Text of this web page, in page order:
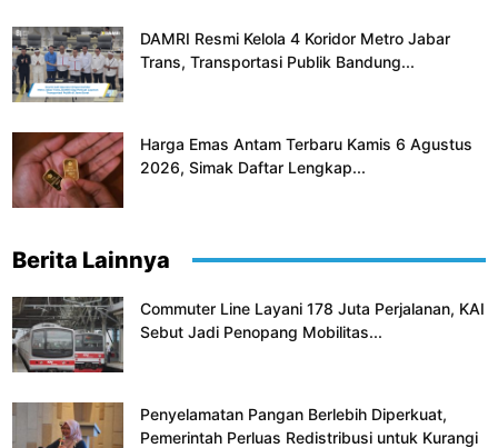
DAMRI Resmi Kelola 4 Koridor Metro Jabar
Trans, Transportasi Publik Bandung...
Harga Emas Antam Terbaru Kamis 6 Agustus
2026, Simak Daftar Lengkap...
Berita Lainnya
Commuter Line Layani 178 Juta Perjalanan, KAI
Sebut Jadi Penopang Mobilitas...
Penyelamatan Pangan Berlebih Diperkuat,
Pemerintah Perluas Redistribusi untuk Kurangi